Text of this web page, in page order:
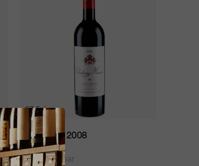
37.5cl
Musar Red 2008
Château Musar